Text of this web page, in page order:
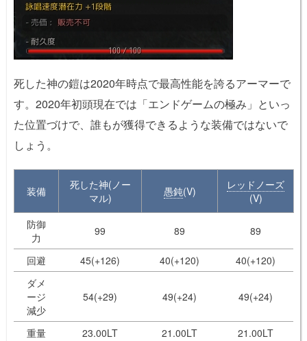
死した神の鎧は2020年時点で最高性能を誇るアーマーで
す。2020年初頭現在では「エンドゲームの極み」といっ
た位置づけで、誰もが獲得できるような装備ではないで
しょう。
装備
死した神(ノー
マル)
愚鈍(V)
レッドノーズ
(V)
防御
力
99 89 89
回避 45(+126) 40(+120)
40(+120)
ダメ
ージ
減少
54(+29) 49(+24) 49(+24)
重量 23.00LT 21.00LT
21.00LT